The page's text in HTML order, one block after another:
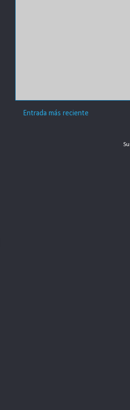
Entrada más reciente